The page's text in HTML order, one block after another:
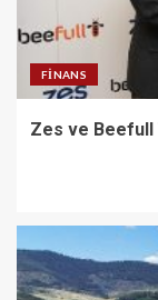
FINANS
Zes ve Beefull